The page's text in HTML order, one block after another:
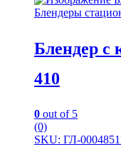
Блендеры
Блендер с
410
0 out of 5
(0)
SKU: ГЛ-